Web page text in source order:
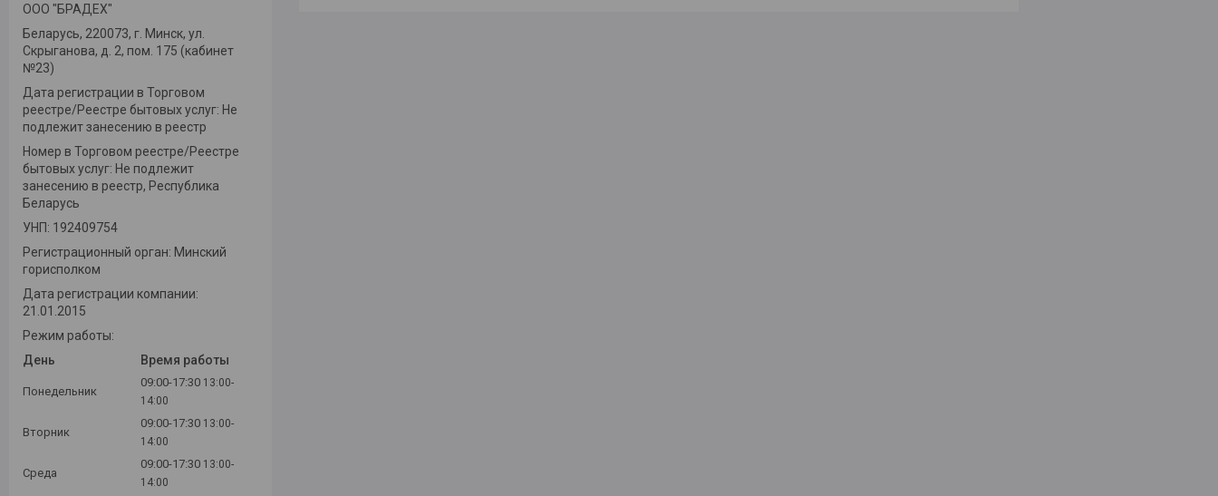
ООО "БРАДЕХ"
Беларусь, 220073, г. Минск, ул.
Скрыганова, д. 2, пом. 175 (кабинет
№23)
Дата регистрации в Торговом
реестре/Реестре бытовых услуг: Не
подлежит занесению в реестр
Номер в Торговом реестре/Реестре
бытовых услуг: Не подлежит
занесению в реестр, Республика
Беларусь
УНП: 192409754
Регистрационный орган: Минский
горисполком
Дата регистрации компании:
21.01.2015
Режим работы:
День
Время работы
Понедельник
09:00-17:30 13:00-
14:00
Вторник
09:00-17:30 13:00-
14:00
Среда
09:00-17:30 13:00-
14:00